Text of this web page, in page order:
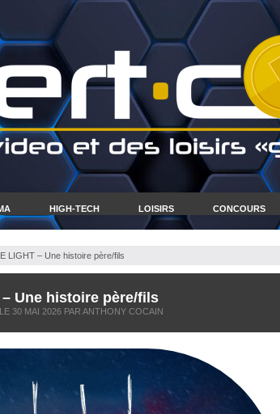
HIGH-TECH LOISIRS CONCOURS
LIGHT – Une histoire père/fils
– Une histoire père/fils
LE 30 MAI 2026 PAR ANTHONY COCAIN